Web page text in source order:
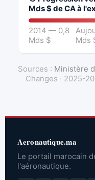
Mds $ de CA à
2014 — 0,8
Mds $
Mds
Sources : Ministère
Changes · 2025-
Aeronautique.ma
Le portail marocain
l'aéronautique.